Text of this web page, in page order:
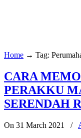
Home → Tag:
CARA
PERAKKU
SERENDAH
On 31 March 2021 /